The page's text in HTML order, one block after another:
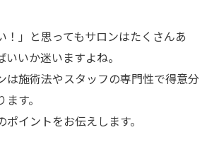
！」と思ってもサロンはたくさんあ
いか迷いますよね。
は施術法やスタッフの専門性で得意分
す。
イントをお伝えします。